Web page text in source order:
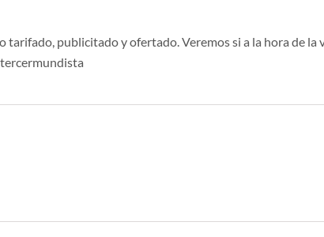
publicitado y ofertado. Veremos si a la hora de